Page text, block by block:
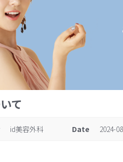
て
id美容外科 Date 2024-